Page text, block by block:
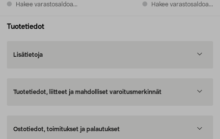
Hakee varastosaldoa... Hakee varastosaldoa...
Tuotetiedot
Lisätietoja
Tuotetiedot, liitteet ja mahdolliset varoitusmerkinnät
Ostotiedot, toimitukset ja palautukset